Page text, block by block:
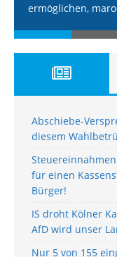
ermöglichen,
Abschiebe-
diesem
für einen
Bürger!
IS droht Kölner
AfD wird unser
Nur 5 von 155